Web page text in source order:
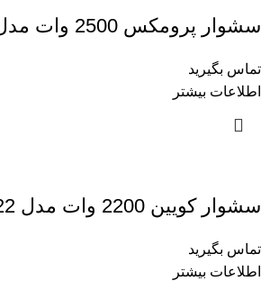
سشوار پرومکس 2500 وات مدل 7250
تماس بگیرید
اطلاعات بیشتر
سشوار کویین 2200 وات مدل HD422
تماس بگیرید
اطلاعات بیشتر